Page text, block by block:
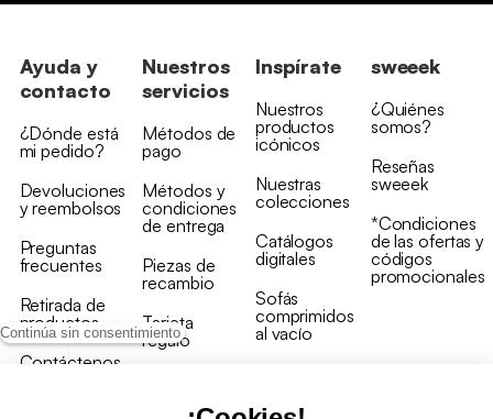
Continúa sin consentimiento
Ayuda y
contacto
¿Dónde está
mi pedido?
Devoluciones
y reembolsos
Preguntas
frecuentes
Retirada de
productos
Contáctenos
Nuestros
servicios
Métodos de
pago
Métodos y
condiciones
de entrega
Piezas de
recambio
Tarjeta
regalo
Inspírate
Nuestros
productos
icónicos
Nuestras
colecciones
Catálogos
digitales
Sofás
comprimidos
al vacío
sweeek
¿Quiénes
somos?
Reseñas
sweeek
*Condiciones
de las ofertas y
códigos
promocionales